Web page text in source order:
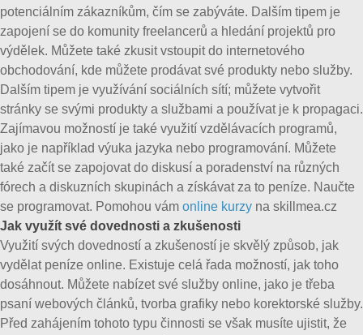
potenciálním zákazníkům, čím se zabýváte. Dalším tipem je
zapojení se do komunity freelancerů a hledání projektů pro
výdělek. Můžete také zkusit vstoupit do internetového
obchodování, kde můžete prodávat své produkty nebo služby.
Dalším tipem je využívání sociálních sítí; můžete vytvořit
stránky se svými produkty a službami a používat je k propagaci.
Zajímavou možností je také využití vzdělávacích programů,
jako je například výuka jazyka nebo programování. Můžete
také začít se zapojovat do diskusí a poradenství na různých
fórech a diskuzních skupinách a získávat za to peníze. Naučte
se programovat. Pomohou vám online kurzy na skillmea.cz
Jak využít své dovednosti a zkušenosti
Využití svých dovedností a zkušeností je skvělý způsob, jak
vydělat peníze online. Existuje celá řada možností, jak toho
dosáhnout. Můžete nabízet své služby online, jako je třeba
psaní webových článků, tvorba grafiky nebo korektorské služby.
Před zahájením tohoto typu činnosti se však musíte ujistit, že